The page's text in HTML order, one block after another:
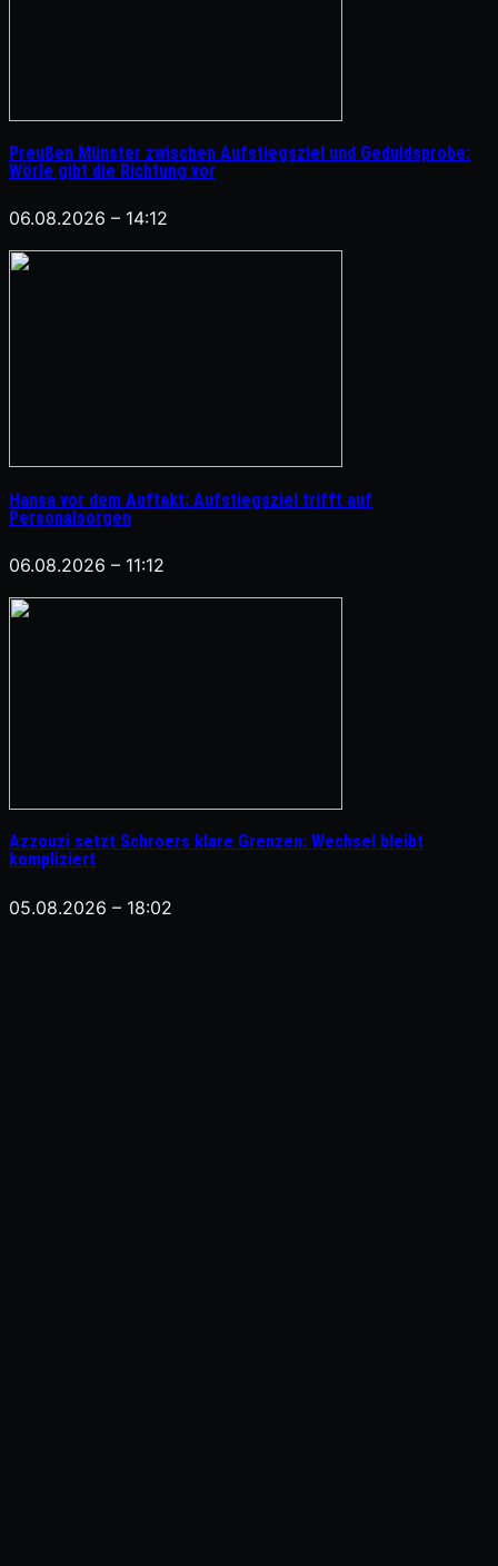
Preußen Münster zwischen Aufstiegsziel und Geduldsprobe:
Wörle gibt die Richtung vor
06.08.2026 – 14:12
Hansa vor dem Auftakt: Aufstiegsziel trifft auf
Personalsorgen
06.08.2026 – 11:12
Azzouzi setzt Schroers klare Grenzen: Wechsel bleibt
kompliziert
05.08.2026 – 18:02